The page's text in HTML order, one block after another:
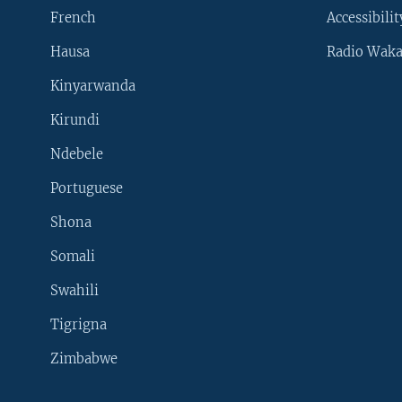
SUIVEZ-NOUS
Langues
French
Hausa
Kinyarwanda
Kirundi
Ndebele
Portuguese
Shona
Somali
Swahili
Tigrigna
Zimbabwe
Radio